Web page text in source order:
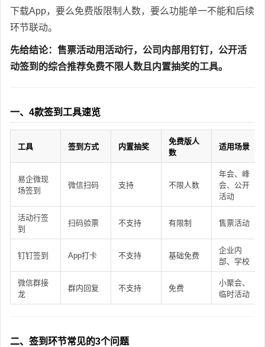
下载App，要么免费版限制人数，要么功能单一不能和后续
环节联动。
先给结论：售票活动用活动行，公司内部用钉钉，公开活
动签到的综合推荐免费不限人数且内置抽奖的工具。
一、4款签到工具速览
工具 签到方式 内置抽奖
免费版人
数
适用场景
易企微现
场签到
微信扫码 支持 不限人数
年会、峰
会、公开
活动
活动行签
到
扫码验票 不支持 有限制 售票活动
钉钉签到 App打卡 不支持 基础免费
企业内
部、学校
微信群接
龙
群内回复 不支持 免费
小聚会、
临时活动
二、签到环节常见的3个问题